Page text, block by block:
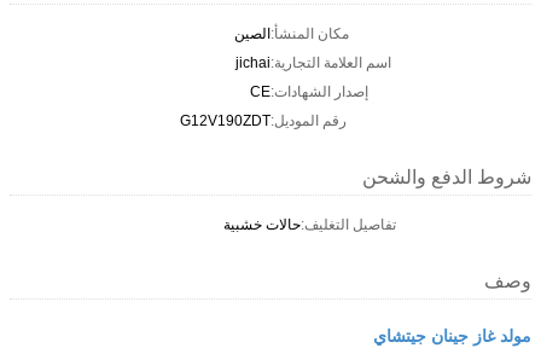
مكان المنشأ:الصين
اسم العلامة التجارية:jichai
إصدار الشهادات:CE
رقم الموديل:G12V190ZDT
شروط الدفع والشحن
تفاصيل التغليف:حالات خشبية
وصف
مولد غاز جينان جيتشاي